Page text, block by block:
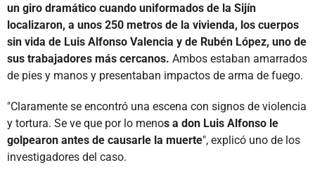
un giro dramático cuando uniformados de la Sijín
localizaron, a unos 250 metros de la vivienda, los cuerpos
sin vida de Luis Alfonso Valencia y de Rubén López, uno de
sus trabajadores más cercanos. Ambos estaban amarrados
de pies y manos y presentaban impactos de arma de fuego.
"Claramente se encontró una escena con signos de violencia
y tortura. Se ve que por lo menos a don Luis Alfonso le
golpearon antes de causarle la muerte", explicó uno de los
investigadores del caso.